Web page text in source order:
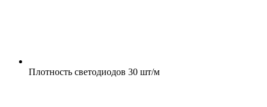
Плотность светодиодов 30 шт/м